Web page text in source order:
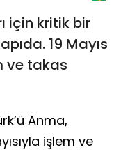
için kritik bir
19 Mayıs
ve takas
Anma,
işlem ve